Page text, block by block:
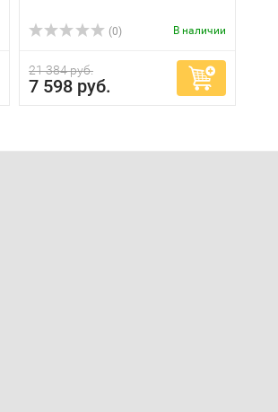
(0) В наличии
21 384 руб.
7 598 руб.